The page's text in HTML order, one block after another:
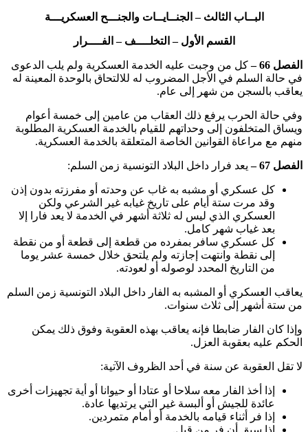
البــاب الثالث – الجنــايــات والجنـــح العسكريـــة
القسم الأول – التخلــــف – الفــــرار
الفصل 66 –
كل من وجبت عليه الخدمة العسكرية ولم يلب الدعوى
في حالة السلم في الأجل المضروب له للالتحاق بالوحدة المعينة له
يعاقب بالسجن من شهر إلى عام.
وفي حالة الحرب يرفع ذلك العقاب من عامين إلى خمسة أعوام
ويساق المتخلفون إلى وحداتهم للقيام بالخدمة العسكرية المطلوبة
منهم مع مراعاة القوانين الخاصة المتعلقة بالخدمة العسكرية.
الفصل 67 – يعد فرار داخل البلاد التونسية زمن السلم:
كل عسكري أو مشبه به غاب عن وحدته أو مفرزته بدون إذن
وقد مرت ستة أيام على تاريخ غيابه غير الشرعي ولكن
العسكري الذي ليس له ثلاثة أشهر في الخدمة لا يعد فارا إلا
بعد غياب شهر كامل.
كل عسكري سافر بمفرده من قطعة إلى قطعة أو من نقطة
إلى نقطة وانتهت إجازته ولم يلتحق خلال خمسة عشر يوما
من التاريخ المحدد لوصوله أو لعودته.
يعاقب العسكري أو المشبه به الفار داخل البلاد التونسية زمن السلم
من ستة أشهر إلى ثلاث سنوات.
وإذا كان الفار ضابطا فإنه يعاقب بهذه العقوبة وفوق ذلك يمكن
الحكم عليه بعقوبة العزل.
لا تقل العقوبة عن سنة في أحد الظروف الآتية:
إذا أخذ الفار معه سلاحا أو عتادا أو حيوانا أو أية تجهيزات أخرى
عائدة للجيش أو ألبسة غير التي يرتديها عادة.
إذا فر أثناء قيامه بالخدمة أو أمام متمردين.
إذا سبق أن فر من قبل.